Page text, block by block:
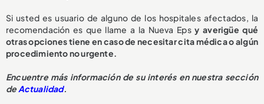
Si usted es usuario de alguno de los hospitales afectados, la
recomendación es que llame a la Nueva Epsy averigüe qué
otras opciones tiene en caso de necesitar cita médica o algún
procedimiento no urgente.
Encuentre más información de su interés en nuestra sección
deActualidad.